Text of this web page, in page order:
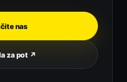
nas
za pot ↗